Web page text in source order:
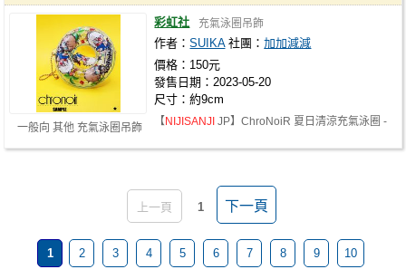
一般向 其他 充氣泳圈吊飾
彩虹社 充氣泳圈吊飾
作者：SUIKA 社團：加加減減
價格：150元
發售日期：2023-05-20
尺寸：約9cm
【 NIJISANJI JP】ChroNoiR 夏日清涼充氣泳圈 -
上一頁 1 下一頁
1 2 3 4 5 6 7 8 9 10